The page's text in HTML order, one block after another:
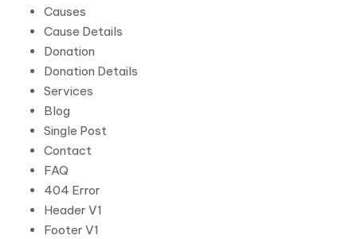
Causes
Cause Details
Donation
Donation Details
Services
Blog
Single Post
Contact
FAQ
404 Error
Header V1
Footer V1